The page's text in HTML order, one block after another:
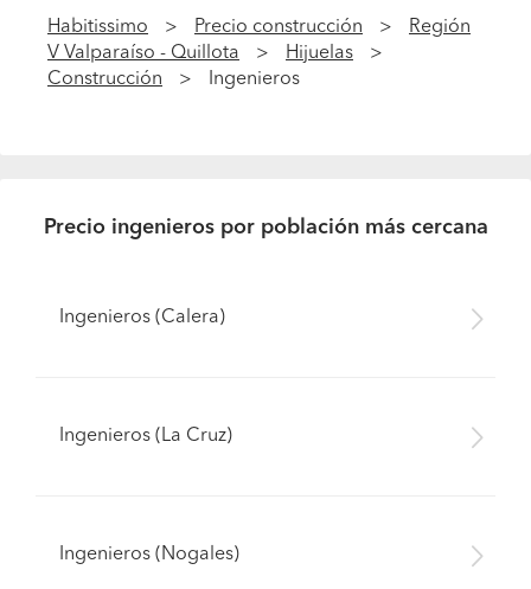
Habitissimo Precio construcción
Región
V Valparaíso - Quillota
Hijuelas
Construcción
Ingenieros
Precio ingenieros por población más cercana
Ingenieros (Calera)
Ingenieros (La Cruz)
Ingenieros (Nogales)